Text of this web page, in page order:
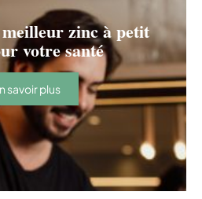
zinc à petit
votre santé
savoir plus